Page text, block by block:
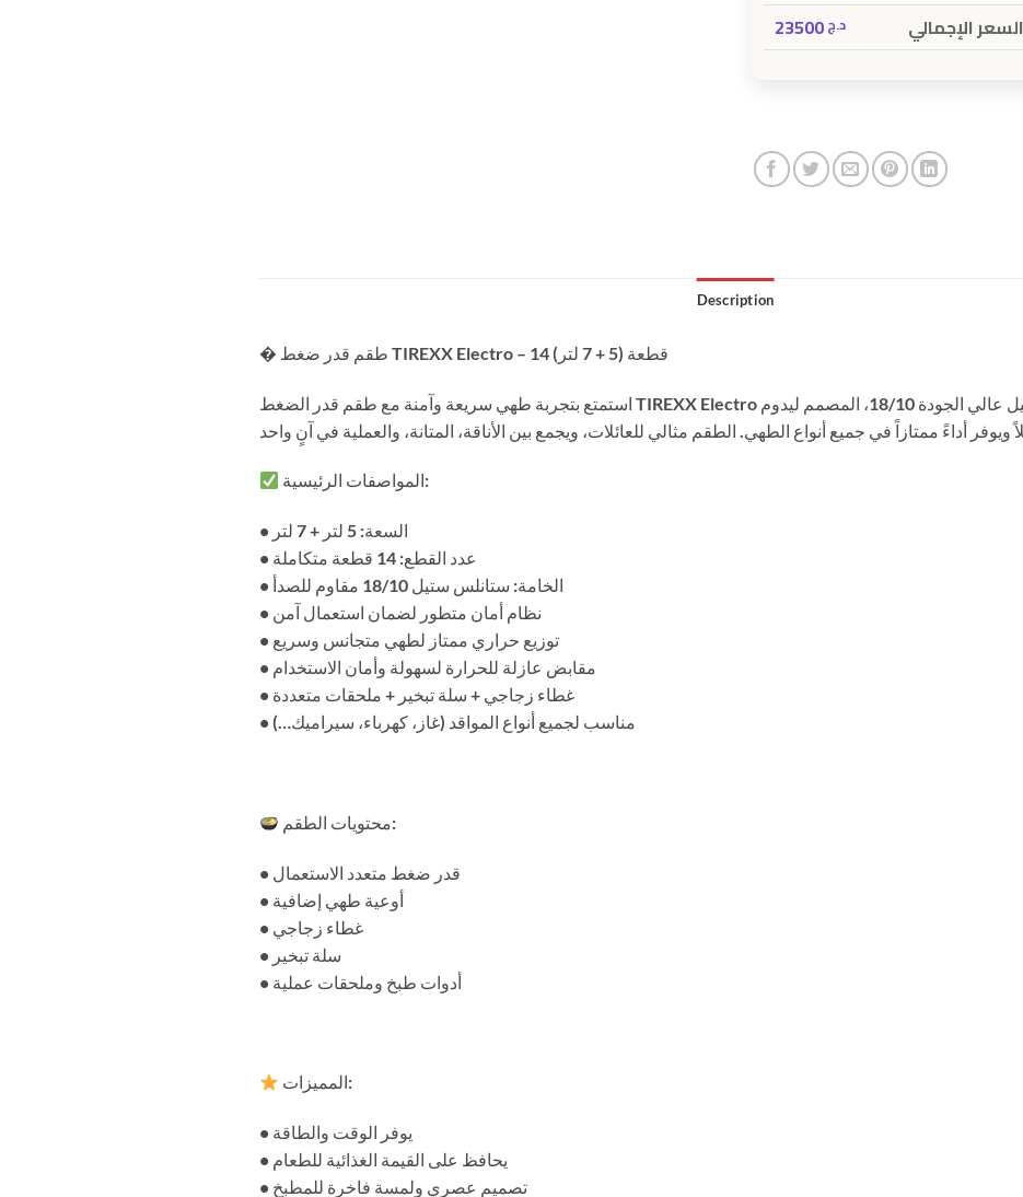
السعر الإجمالي
د.ج
Description
� طقم قدر ضغط TIREXX Electro – 14 قطعة (5 + 7 لتر)
استمتع بتجربة طهي سريعة وآمنة مع طقم قدر الضغط TIREXX Electro المصنوع من الستانلس ستيل عالي الجودة 18/10، المصمم ليدوم
المواصفات الرئيسية:
• السعة: 5 لتر + 7 لتر
• عدد القطع: 14 قطعة متكاملة
• الخامة: ستانلس ستيل 18/10 مقاوم للصدأ
• نظام أمان متطور لضمان استعمال آمن
• توزيع حراري ممتاز لطهي متجانس وسريع
• مقابض عازلة للحرارة لسهولة وأمان الاستخدام
• غطاء زجاجي + سلة تبخير + ملحقات متعددة
• مناسب لجميع أنواع المواقد (غاز، كهرباء، سيراميك…)
محتويات الطقم:
• قدر ضغط متعدد الاستعمال
• أوعية طهي إضافية
• غطاء زجاجي
• سلة تبخير
• أدوات طبخ وملحقات عملية
المميزات:
• يوفر الوقت والطاقة
• يحافظ على القيمة الغذائية للطعام
• تصميم عصري ولمسة فاخرة للمطبخ